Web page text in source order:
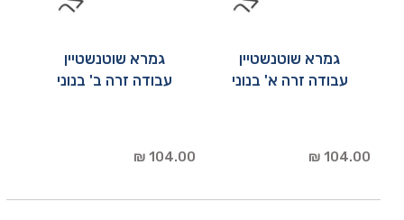
גמרא שוטנשטיין
עבודה זרה א' בנוני
104.00 ₪
גמרא שוטנשטיין
עבודה זרה ב' בנוני
104.00 ₪